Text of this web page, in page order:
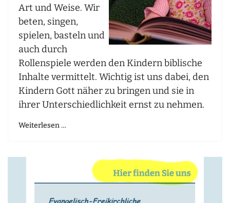
Art und Weise. Wir
beten, singen,
spielen, basteln und
auch durch
Rollenspiele werden den Kindern biblische
Inhalte vermittelt. Wichtig ist uns dabei, den
Kindern Gott näher zu bringen und sie in
ihrer Unterschiedlichkeit ernst zu nehmen.
Weiterlesen …